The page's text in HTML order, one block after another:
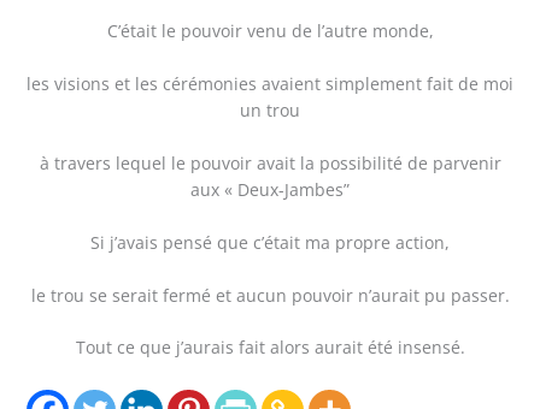
C’était le pouvoir venu de l’autre monde,
les visions et les cérémonies avaient simplement fait de moi
un trou
à travers lequel le pouvoir avait la possibilité de parvenir
aux « Deux-Jambes”
Si j’avais pensé que c’était ma propre action,
le trou se serait fermé et aucun pouvoir n’aurait pu passer.
Tout ce que j’aurais fait alors aurait été insensé.